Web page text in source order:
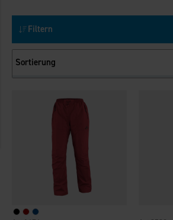
Filtern
Sortierung